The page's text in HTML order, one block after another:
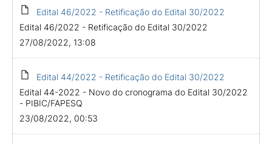
Edital 46/2022 - Retificação do Edital 30/2022
Edital 46/2022 - Retificação do Edital 30/2022
27/08/2022, 13:08
Edital 44/2022 - Retificação do Edital 30/2022
Edital 44-2022 - Novo do cronograma do Edital 30/2022
- PIBIC/FAPESQ
23/08/2022, 00:53